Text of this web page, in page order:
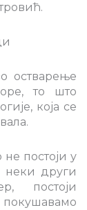
остварење
то што
која се
постоји у
неки други
постоји
покушавамо